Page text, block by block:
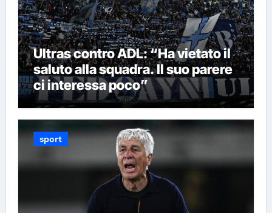
Ultras contro ADL: “Ha vietato il
saluto alla squadra. Il suo parere
ci interessa poco”
sport